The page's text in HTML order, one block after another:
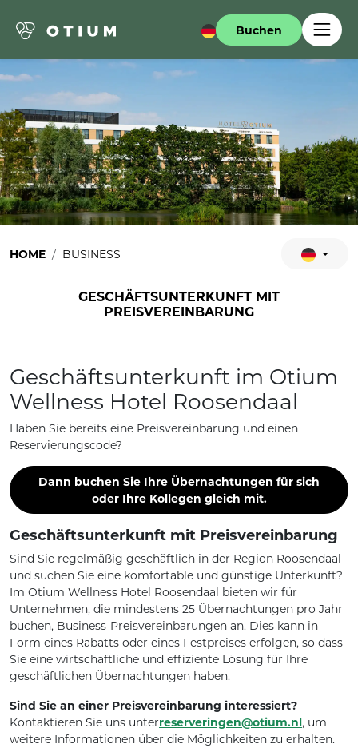
Buchen
HOME BUSINESS
GESCHÄFTSUNTERKUNFT MIT
PREISVEREINBARUNG
Geschäftsunterkunft im Otium
Wellness Hotel Roosendaal
Haben Sie bereits eine Preisvereinbarung und einen
Reservierungscode?
Dann buchen Sie Ihre Übernachtungen für sich
oder Ihre Kollegen gleich mit.
Geschäftsunterkunft mit Preisvereinbarung
Sind Sie regelmäßig geschäftlich in der Region Roosendaal
und suchen Sie eine komfortable und günstige Unterkunft?
Im Otium Wellness Hotel Roosendaal bieten wir für
Unternehmen, die mindestens 25 Übernachtungen pro Jahr
buchen, Business-Preisvereinbarungen an. Dies kann in
Form eines Rabatts oder eines Festpreises erfolgen, so dass
Sie eine wirtschaftliche und effiziente Lösung für Ihre
geschäftlichen Übernachtungen haben.
Sind Sie an einer Preisvereinbarung interessiert?
Kontaktieren Sie uns unterreserveringen@otium.nl, um
weitere Informationen über die Möglichkeiten zu erhalten.